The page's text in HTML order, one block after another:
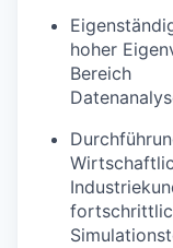
hoher
Bereich